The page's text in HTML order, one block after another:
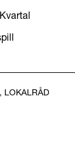
LOKALRÅD